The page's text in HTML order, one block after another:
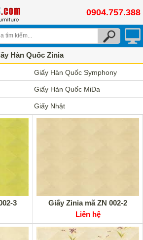
0904.757.388
Hàn Quốc Zinia
Giấy Hàn Quốc Symphony
Giấy Hàn Quốc MiDa
Giấy Nhật
3
Giấy Zinia mã ZN 002-2
Liên hệ